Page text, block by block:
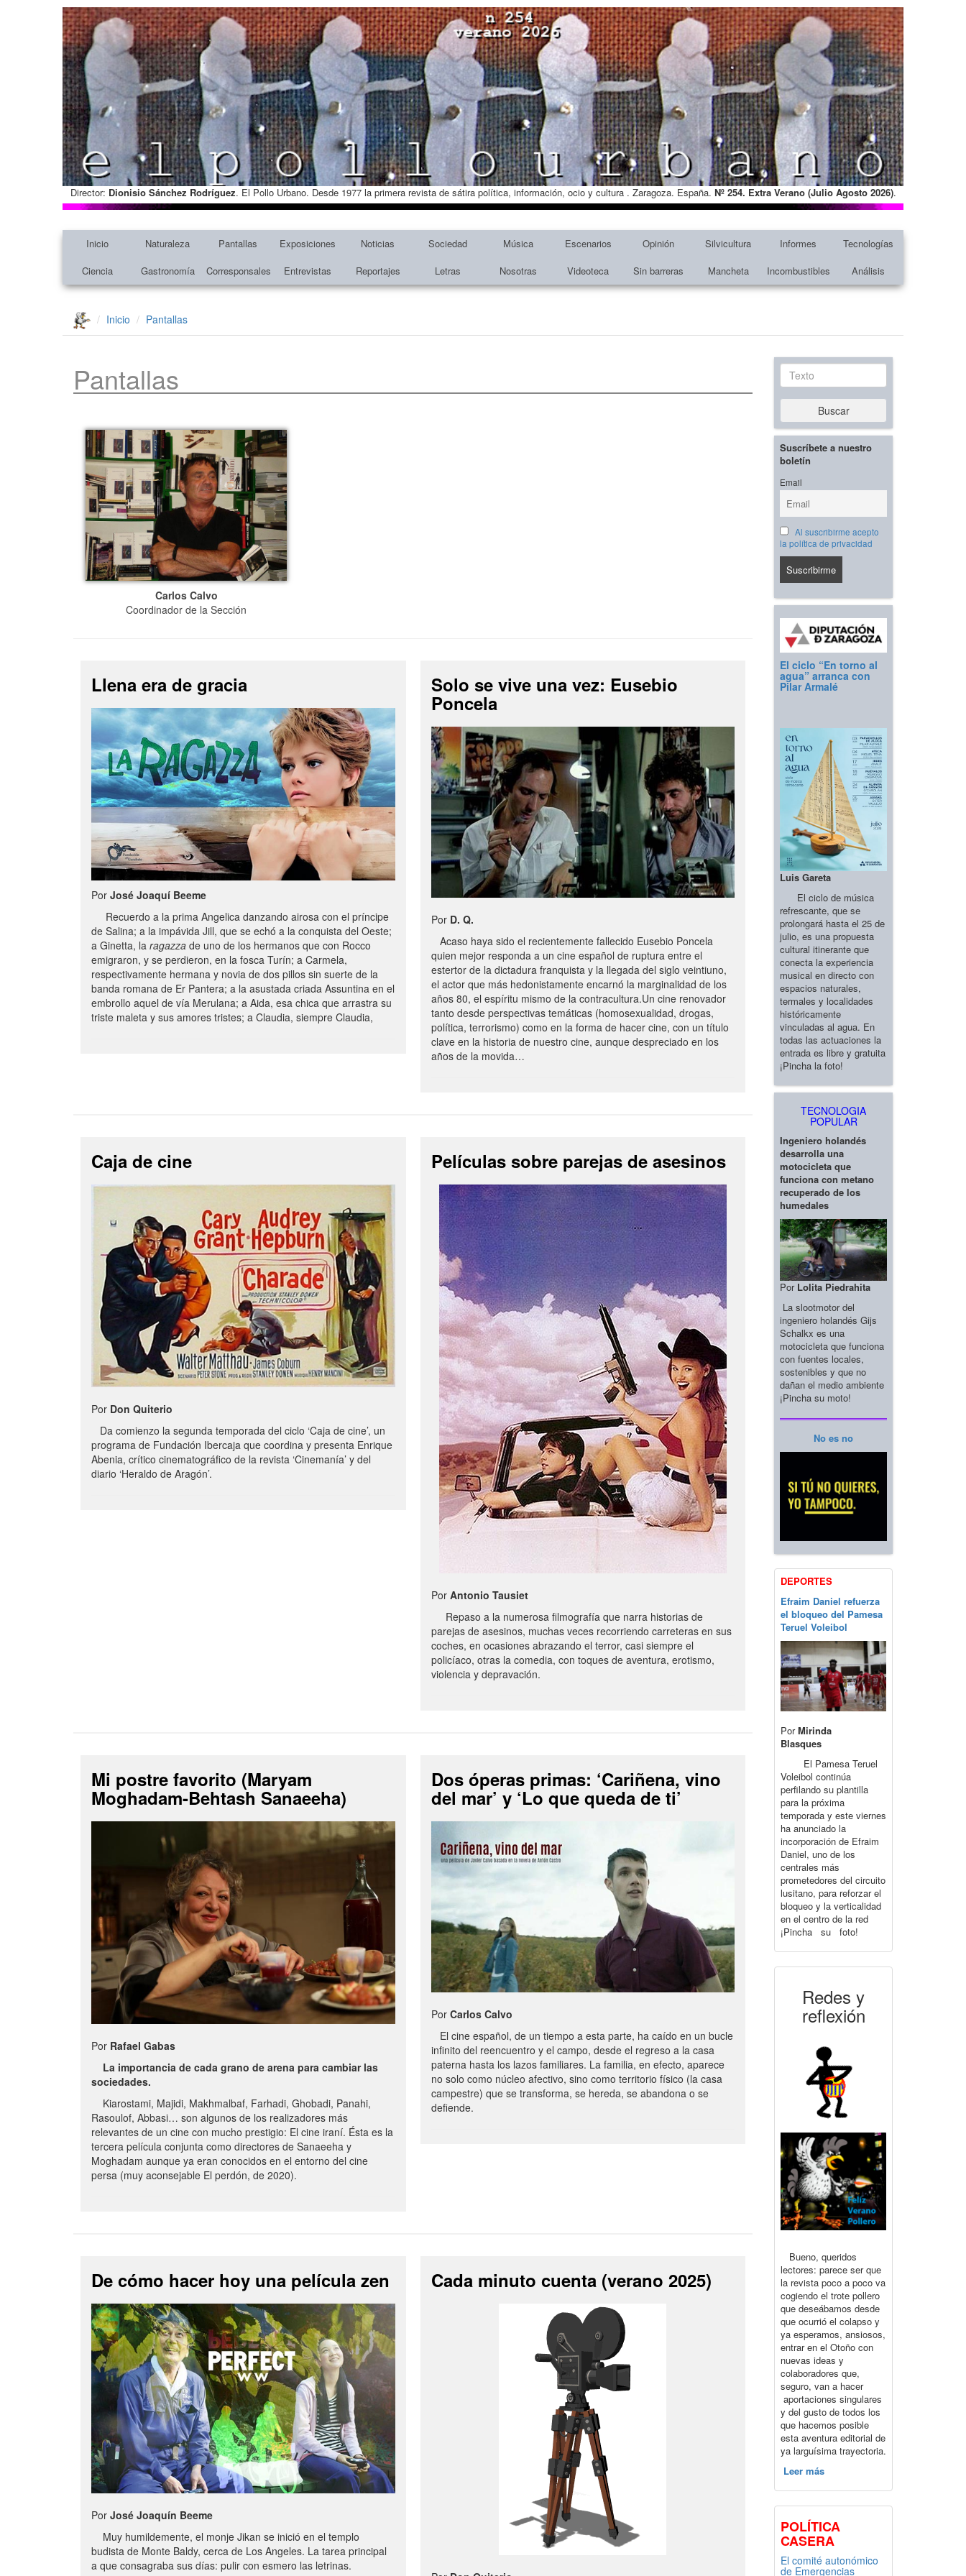
Director: Dionisio Sánchez Rodríguez. El Pollo Urbano. Desde 1977 la primera revista de sátira política, información, ocio y cultura . Zaragoza. España. Nº 254. Extra Verano (Julio Agosto 2026).
Inicio Naturaleza Pantallas Exposiciones Noticias Sociedad Música Escenarios Opinión Silvicultura Informes
Tecnologías
Ciencia
Gastronomía Corresponsales Entrevistas Reportajes Letras Nosotras Videoteca Sin barreras Mancheta Incombustibles Análisis
Inicio Pantallas
Pantallas
Carlos Calvo
Coordinador de la Sección
Llena era de gracia
Por José Joaquí Beeme
Recuerdo a la prima Angelica danzando airosa con el príncipe
de Salina; a la impávida Jill, que se echó a la conquista del Oeste;
a Ginetta, la ragazza de uno de los hermanos que con Rocco
emigraron, y se perdieron, en la fosca Turín; a Carmela,
respectivamente hermana y novia de dos pillos sin suerte de la
banda romana de Er Pantera; a la asustada criada Assuntina en el
embrollo aquel de vía Merulana; a Aida, esa chica que arrastra su
triste maleta y sus amores tristes; a Claudia, siempre Claudia,
Solo se vive una vez: Eusebio
Poncela
Por D. Q.
Acaso haya sido el recientemente fallecido Eusebio Poncela
quien mejor responda a un cine español de ruptura entre el
estertor de la dictadura franquista y la llegada del siglo veintiuno,
el actor que más hedonistamente encarnó la marginalidad de los
años 80, el espíritu mismo de la contracultura.Un cine renovador
tanto desde perspectivas temáticas (homosexualidad, drogas,
política, terrorismo) como en la forma de hacer cine, con un título
clave en la historia de nuestro cine, aunque despreciado en los
años de la movida…
Caja de cine
Por Don Quiterio
Da comienzo la segunda temporada del ciclo ‘Caja de cine’, un
programa de Fundación Ibercaja que coordina y presenta Enrique
Abenia, crítico cinematográfico de la revista ‘Cinemanía’ y del
diario ‘Heraldo de Aragón’.
Películas sobre parejas de asesinos
Por Antonio Tausiet
Repaso a la numerosa filmografía que narra historias de
parejas de asesinos, muchas veces recorriendo carreteras en sus
coches, en ocasiones abrazando el terror, casi siempre el
policíaco, otras la comedia, con toques de aventura, erotismo,
violencia y depravación.
Mi postre favorito (Maryam
Moghadam-Behtash Sanaeeha)
Por Rafael Gabas
La importancia de cada grano de arena para cambiar las
sociedades.
Kiarostami, Majidi, Makhmalbaf, Farhadi, Ghobadi, Panahi,
Rasoulof, Abbasi… son algunos de los realizadores más
relevantes de un cine con mucho prestigio: El cine iraní. Ésta es la
tercera película conjunta como directores de Sanaeeha y
Moghadam aunque ya eran conocidos en el entorno del cine
persa (muy aconsejable El perdón, de 2020).
Dos óperas primas: ‘Cariñena, vino
del mar’ y ‘Lo que queda de ti’
Por Carlos Calvo
El cine español, de un tiempo a esta parte, ha caído en un bucle
infinito del reencuentro y el campo, desde el regreso a la casa
paterna hasta los lazos familiares. La familia, en efecto, aparece
no solo como núcleo afectivo, sino como territorio físico (la casa
campestre) que se transforma, se hereda, se abandona o se
defiende.
De cómo hacer hoy una película zen
Por José Joaquín Beeme
Muy humildemente, el monje Jikan se inició en el templo
budista de Monte Baldy, cerca de Los Angeles. La tarea principal
a que consagraba sus días: pulir con esmero las letrinas.
Cada minuto cuenta (verano 2025)
Texto
Buscar
Suscríbete a nuestro
boletín
Email
Al suscribirme acepto
la política de privacidad
El ciclo “En torno al
agua” arranca con
Pilar Armalé
Luis Gareta
El ciclo de música
refrescante, que se
prolongará hasta el 25 de
julio, es una propuesta
cultural itinerante que
conecta la experiencia
musical en directo con
espacios naturales,
termales y localidades
históricamente
vinculadas al agua. En
todas las actuaciones la
entrada es libre y gratuita
¡Pincha la foto!
TECNOLOGIA
POPULAR
Ingeniero holandés
desarrolla una
motocicleta que
funciona con metano
recuperado de los
humedales
Por Lolita Piedrahita
La slootmotor del
ingeniero holandés Gijs
Schalkx es una
motocicleta que funciona
con fuentes locales,
sostenibles y que no
dañan el medio ambiente
¡Pincha su moto!
No es no
DEPORTES
Efraim Daniel refuerza
el bloqueo del Pamesa
Teruel Voleibol
PorMirinda
Blasques
El Pamesa Teruel
Voleibol continúa
perfilando su plantilla
para la próxima
temporada y este viernes
ha anunciado la
incorporación de Efraim
Daniel, uno de los
centrales más
prometedores del circuito
lusitano, para reforzar el
bloqueo y la verticalidad
en el centro de la red
¡Pincha su foto!
Redes y
reflexión
Bueno, queridos
lectores: parece ser que
la revista poco a poco va
cogiendo el trote pollero
que deseábamos desde
que ocurrió el colapso y
ya esperamos, ansiosos,
entrar en el Otoño con
nuevas ideas y
colaboradores que,
seguro, van a hacer
aportaciones singulares
y del gusto de todos los
que hacemos posible
esta aventura editorial de
ya larguísima trayectoria.
Leer más
POLÍTICA
CASERA
El comité autonómico
de Emergencias